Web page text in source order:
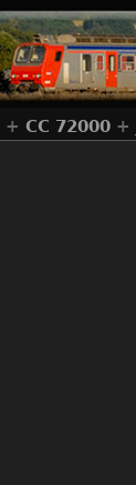
+ CC 72000 +